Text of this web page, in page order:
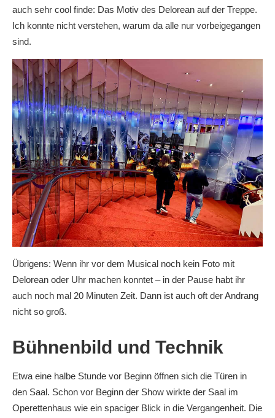
auch sehr cool finde: Das Motiv des Delorean auf der Treppe.
Ich konnte nicht verstehen, warum da alle nur vorbeigegangen
sind.
Übrigens: Wenn ihr vor dem Musical noch kein Foto mit
Delorean oder Uhr machen konntet – in der Pause habt ihr
auch noch mal 20 Minuten Zeit. Dann ist auch oft der Andrang
nicht so groß.
Bühnenbild und Technik
Etwa eine halbe Stunde vor Beginn öffnen sich die Türen in
den Saal. Schon vor Beginn der Show wirkte der Saal im
Operettenhaus wie ein spaciger Blick in die Vergangenheit. Die